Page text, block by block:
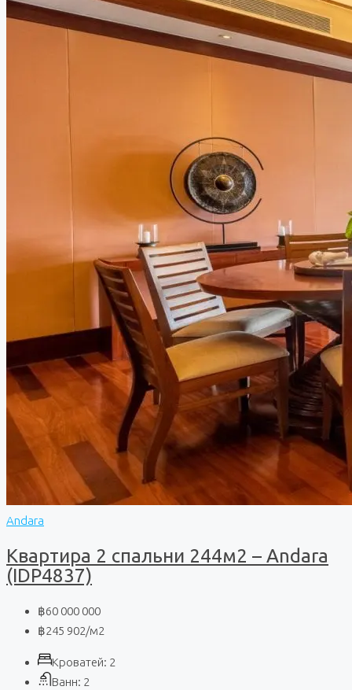
Andara
Квартира 2 спальни 244м2 – Andara
(IDP4837)
฿60 000 000
฿245 902/м2
Кроватей: 2
Ванн: 2